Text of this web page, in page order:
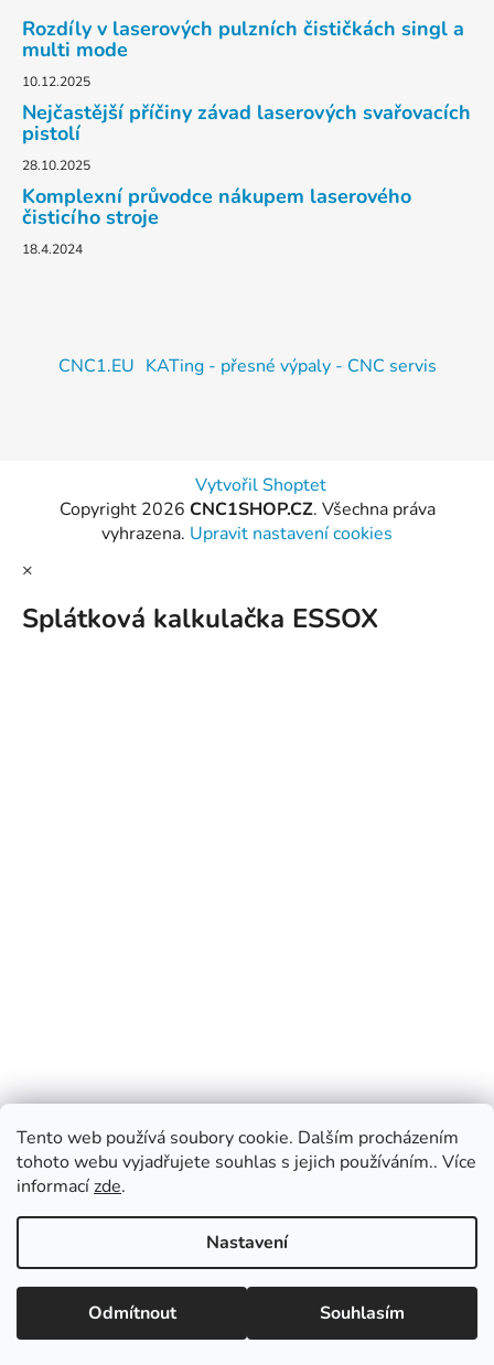
Tento web používá soubory cookie. Dalším procházením
tohoto webu vyjadřujete souhlas s jejich používáním.. Více
informacízde.
Nastavení
Odmítnout Souhlasím
Rozdíly v laserových pulzních čističkách singl a
multi mode
10.12.2025
Nejčastější příčiny závad laserových svařovacích
pistolí
28.10.2025
Komplexní průvodce nákupem laserového
čisticího stroje
18.4.2024
CNC1.EU KATing - přesné výpaly - CNC servis
Vytvořil Shoptet
Copyright 2026 CNC1SHOP.CZ. Všechna práva
vyhrazena. Upravit nastavení cookies
×
Splátková kalkulačka ESSOX